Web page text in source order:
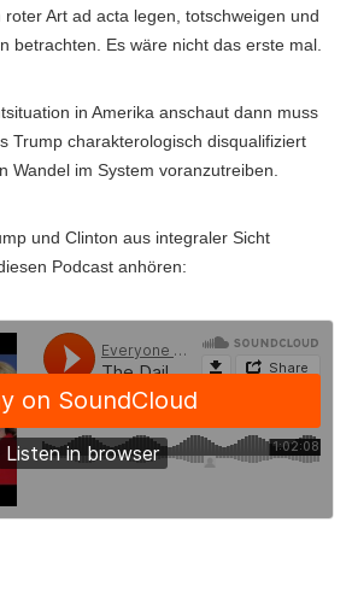
roter Art ad acta legen, totschweigen und
betrachten. Es wäre nicht das erste mal.
in Amerika anschaut dann muss
Trump charakterologisch disqualifiziert
Wandel im System voranzutreiben.
und Clinton aus integraler Sicht
Podcast anhören: